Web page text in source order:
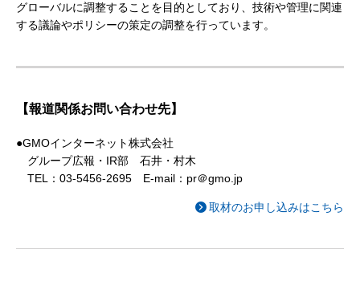
グローバルに調整することを目的としており、技術や管理に関連
する議論やポリシーの策定の調整を行っています。
【報道関係お問い合わせ先】
●GMOインターネット株式会社
グループ広報・IR部 石井・村木
TEL：03-5456-2695 E-mail：pr＠gmo.jp
取材のお申し込みはこちら